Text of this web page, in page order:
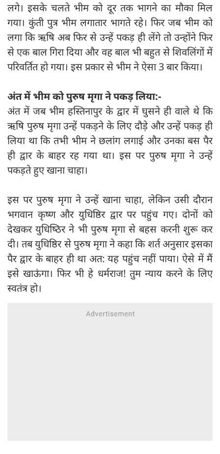
लगे। इसके चलते भीम को दूर तक भागने का मौका मिल
गया। कुंती पुत्र भीम लगातार भागते रहे। फिर जब भीम को
लगा कि ऋषि अब फिर से उन्हें पकड़ ही लेंगे तो उन्होंने फिर
से एक बाल गिरा दिया और वह बाल भी बहुत से शिवलिंगों में
परिवर्तित हो गया। इस प्रकार से भीम ने ऐसा 3 बार किया।
अंत में भीम को पुरुष मृगा ने पकड़ लिया:-
अंत में जब भीम हस्तिनापुर के द्वार में घुसने ही वाले थे कि
ऋषि पुरुष मृगा उन्हें पकड़ने के लिए दौड़े और उन्हें पकड़ ही
लिया था कि तभी भीम ने छलांग लगाई और उनका बस पैर
ही द्वार के बाहर रह गया था। इस पर पुरुष मृगा ने उन्हें
पकड़ते हुए खाना चाहा।
इस पर पुरुष मृगा ने उन्हें खाना चाहा, लेकिन उसी दौरान
भगवान कृष्ण और युधिष्ठिर द्वार पर पहुंच गए। दोनों को
देखकर युधिष्‍ठिर ने भी पुरुष मृगा से बहस करनी शुरू कर
दी। तब युधिष्ठिर से पुरुष मृगा ने कहा कि शर्त अनुसार इसका
पैर द्वार के बाहर ही था अत: यह पहुंच नहीं पाया। ऐसे में मैं
इसे खाऊंगा। फिर भी हे धर्मराज! तुम न्याय करने के लिए
स्वतंत्र हो।